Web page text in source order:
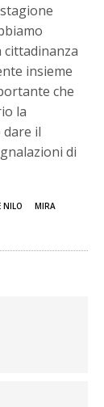
insieme
che
la
il
di
NILO
MIRA